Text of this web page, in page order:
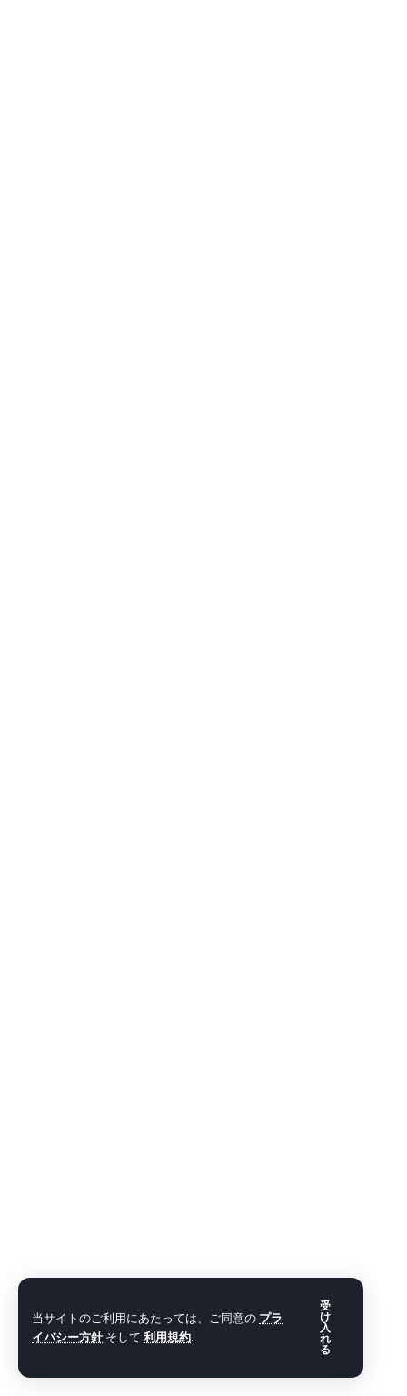
当サイトのご利用にあたっては、ご同意の プラ
イバシー方針 そして 利用規約
受
け
入
れ
る